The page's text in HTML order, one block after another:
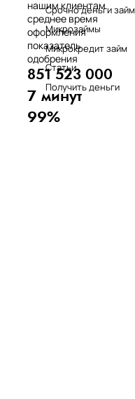
Срочно деньги займ
Микрозаймы
Микрокредит займ
Статьи
Получить деньги
нашим клиентам
среднее время
оформления
показатель
одобрения
851 523 000
7 минут
99%